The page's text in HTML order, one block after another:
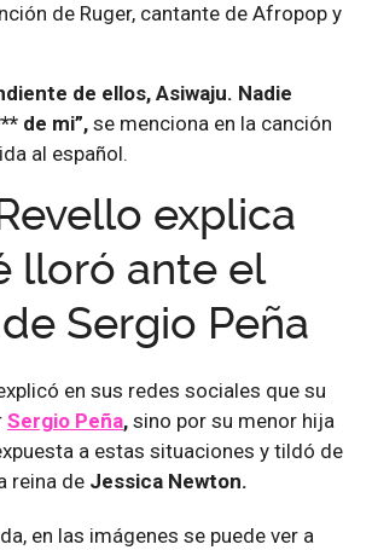
de Ruger, cantante de Afropop y
de ellos, Asiwaju. Nadie
de mi”, se menciona en la canción
al español.
explica
lloró ante el
Sergio Peña
en sus redes sociales que su
Sergio Peña, sino por su menor hija
a estas situaciones y tildó de
reina de Jessica Newton.
en las imágenes se puede ver a